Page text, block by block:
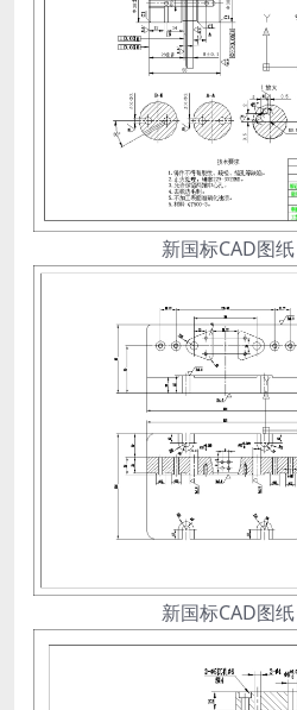
新国标CAD图
新国标CAD图